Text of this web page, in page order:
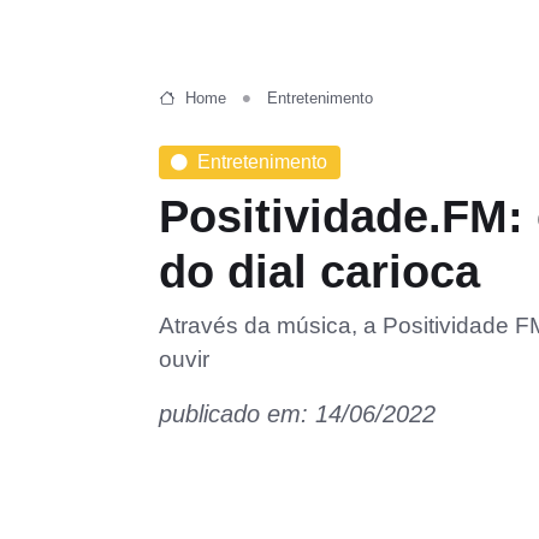
Home Entretenimento
Entretenimento
do dial carioca
Através da música, a Positividade
ouvir
publicado em: 14/06/2022